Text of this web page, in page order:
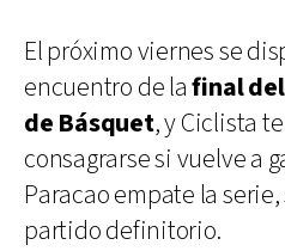
El próximo viernes se
encuentro de lafinal
de Básquet, y Ciclista
consagrarse si vuelve a
Paracao empate la
partido definitorio.